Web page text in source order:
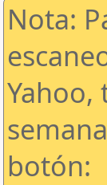
Nota:
Yahoo,
botón: